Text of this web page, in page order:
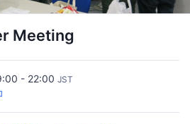
Meeting
- 22:00 JST